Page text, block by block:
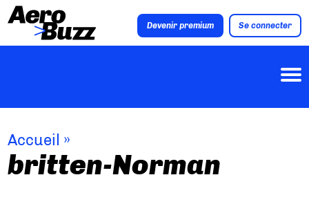
Devenir premium Se connecter
Accueil »
britten-Norman